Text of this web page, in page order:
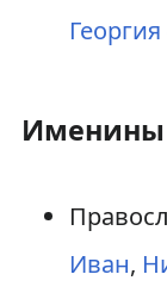
Именины
Иван,